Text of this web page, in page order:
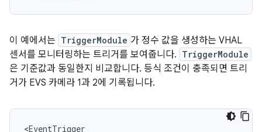
이 예에서는 TriggerModule 가 정수 값을 생성하는 VHAL
센서를 모니터링하는 트리거를 보여줍니다. TriggerModule
은 기준값과 동일한지 비교합니다. 등식 조건이 충족되면 트리
거가 EVS 카메라 1과 2에 기록됩니다.
<EventTrigger